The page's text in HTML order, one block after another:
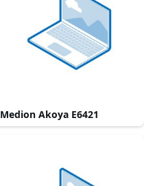
Medion Akoya E6421